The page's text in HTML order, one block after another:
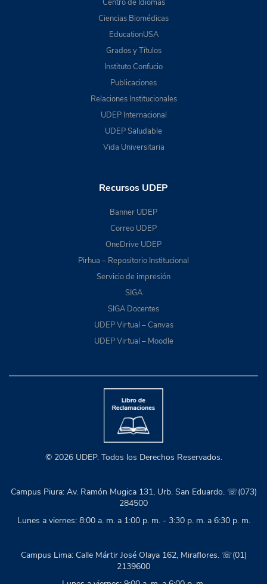
Centro de Idiomas
Ciencias Biomédicas
EducationUSA
Grados y Títulos
Instituto Confucio
Publicaciones
Relaciones Institucionales
UDEP Internacional
UDEP Saludable
Vida Universitaria
Recursos UDEP
Banner UDEP
Correo UDEP
OneDrive UDEP
Pirhua – Repositorio Institucional
Servicio de impresión
SIGA
SIGA Docentes
UDEP Virtual – Canvas
UDEP Virtual – Moodle
© 2026 UDEP. Todos los Derechos Reservados.
Campus Piura: Av. Ramón Mugica 131, Urb. San Eduardo. ☏(073)
284500
Lunes a viernes: 8:00 a. m. a 1:00 p. m. - 3:30 p. m. a 6:30 p. m.
Campus Lima: Calle Mártir José Olaya 162, Miraflores. ☏(01)
2139600